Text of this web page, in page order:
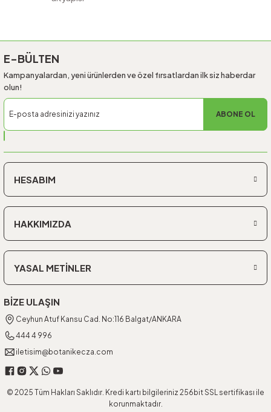
E-BÜLTEN
Kampanyalardan, yeni ürünlerden ve özel fırsatlardan ilk siz haberdar
olun!
ABONE OL
HESABIM
HAKKIMIZDA
YASAL METİNLER
BİZE ULAŞIN
Ceyhun Atuf Kansu Cad. No:116 Balgat/ANKARA
444 4 996
iletisim@botanikecza.com
© 2025 Tüm Hakları Saklıdır. Kredi kartı bilgileriniz 256bit SSL sertifikası ile
korunmaktadır.